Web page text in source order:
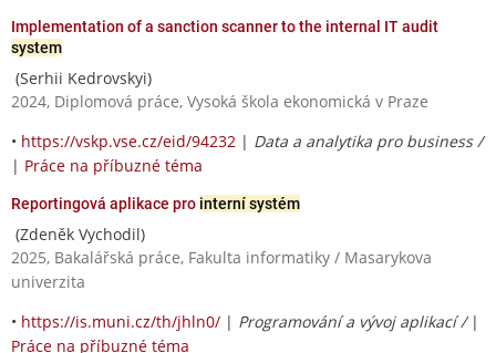
Implementation of a sanction scanner to the internal IT audit
system
(Serhii Kedrovskyi)
2024, Diplomová práce, Vysoká škola ekonomická v Praze
• https://vskp.vse.cz/eid/94232 | Data a analytika pro business /
| Práce na příbuzné téma
Reportingová aplikace pro interní systém
(Zdeněk Vychodil)
2025, Bakalářská práce, Fakulta informatiky / Masarykova
univerzita
• https://is.muni.cz/th/jhln0/ | Programování a vývoj aplikací / |
Práce na příbuzné téma